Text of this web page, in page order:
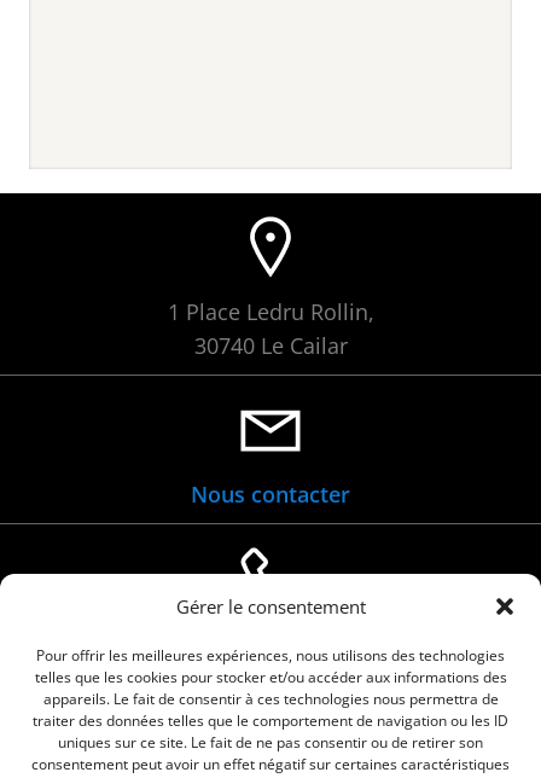
Gérer le consentement
Pour offrir les meilleures expériences, nous utilisons des technologies
telles que les cookies pour stocker et/ou accéder aux informations des
appareils. Le fait de consentir à ces technologies nous permettra de
traiter des données telles que le comportement de navigation ou les ID
uniques sur ce site. Le fait de ne pas consentir ou de retirer son
consentement peut avoir un effet négatif sur certaines caractéristiques
1 Place Ledru Rollin,
30740 Le Cailar
Nous contacter
04 66 88 01 05